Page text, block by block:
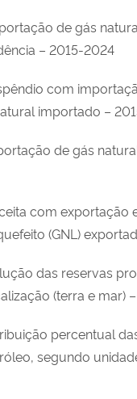
de gás
– 2015-2024
com
importado –
de gás
com exportação
(GNL)
das reservas
(terra e mar)
percentual
segundo